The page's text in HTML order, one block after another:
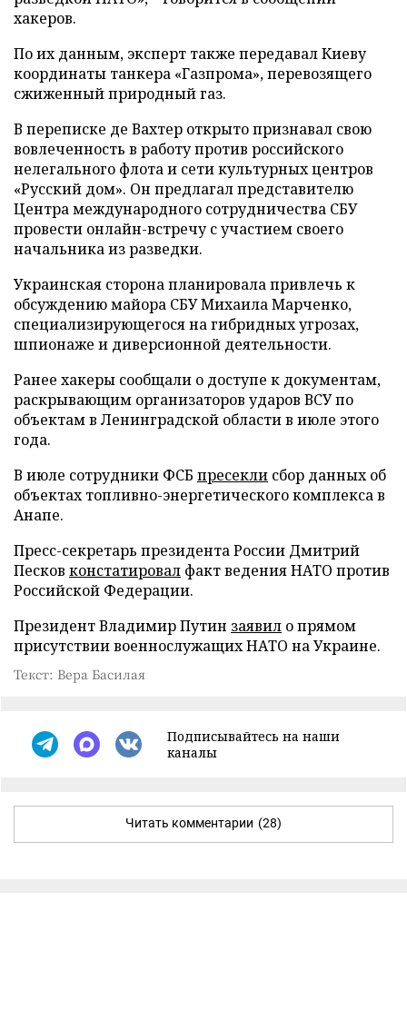
хакеров.
По их данным, эксперт также передавал Киеву
координаты танкера «Газпрома», перевозящего
сжиженный природный газ.
В переписке де Вахтер открыто признавал свою
вовлеченность в работу против российского
нелегального флота и сети культурных центров
«Русский дом». Он предлагал представителю
Центра международного сотрудничества СБУ
провести онлайн-встречу с участием своего
начальника из разведки.
Украинская сторона планировала привлечь к
обсуждению майора СБУ Михаила Марченко,
специализирующегося на гибридных угрозах,
шпионаже и диверсионной деятельности.
Ранее хакеры сообщали о доступе к документам,
раскрывающим организаторов ударов ВСУ по
объектам в Ленинградской области в июле этого
года.
В июле сотрудники ФСБ пресекли сбор данных об
объектах топливно-энергетического комплекса в
Анапе.
Пресс-секретарь президента России Дмитрий
Песков констатировал факт ведения НАТО против
Российской Федерации.
Президент Владимир Путин заявил о прямом
присутствии военнослужащих НАТО на Украине.
Текст: Вера Басилая
Подписывайтесь на наши
каналы
Читать комментарии (28)